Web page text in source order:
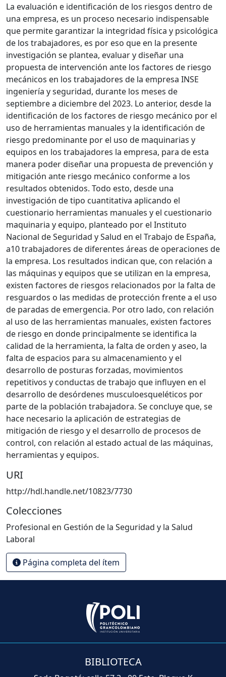
La evaluación e identificación de los riesgos dentro de
una empresa, es un proceso necesario indispensable
que permite garantizar la integridad física y psicológica
de los trabajadores, es por eso que en la presente
investigación se plantea, evaluar y diseñar una
propuesta de intervención ante los factores de riesgo
mecánicos en los trabajadores de la empresa INSE
ingeniería y seguridad, durante los meses de
septiembre a diciembre del 2023. Lo anterior, desde la
identificación de los factores de riesgo mecánico por el
uso de herramientas manuales y la identificación de
riesgo predominante por el uso de maquinarias y
equipos en los trabajadores la empresa, para de esta
manera poder diseñar una propuesta de prevención y
mitigación ante riesgo mecánico conforme a los
resultados obtenidos. Todo esto, desde una
investigación de tipo cuantitativa aplicando el
cuestionario herramientas manuales y el cuestionario
maquinaria y equipo, planteado por el Instituto
Nacional de Seguridad y Salud en el Trabajo de España,
a10 trabajadores de diferentes áreas de operaciones de
la empresa. Los resultados indican que, con relación a
las máquinas y equipos que se utilizan en la empresa,
existen factores de riesgos relacionados por la falta de
resguardos o las medidas de protección frente a el uso
de paradas de emergencia. Por otro lado, con relación
al uso de las herramientas manuales, existen factores
de riesgo en donde principalmente se identifica la
calidad de la herramienta, la falta de orden y aseo, la
falta de espacios para su almacenamiento y el
desarrollo de posturas forzadas, movimientos
repetitivos y conductas de trabajo que influyen en el
desarrollo de desórdenes musculoesqueléticos por
parte de la población trabajadora. Se concluye que, se
hace necesario la aplicación de estrategias de
mitigación de riesgo y el desarrollo de procesos de
control, con relación al estado actual de las máquinas,
herramientas y equipos.
URI
http://hdl.handle.net/10823/7730
Colecciones
Profesional en Gestión de la Seguridad y la Salud
Laboral
Página completa del ítem
BIBLIOTECA